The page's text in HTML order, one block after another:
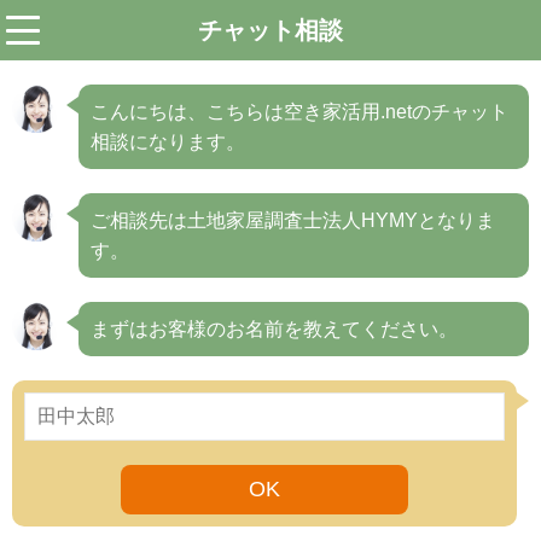
チャット相談
こんにちは、こちらは空き家活用.netのチャット
相談になります。
ご相談先は土地家屋調査士法人HYMYとなりま
す。
まずはお客様のお名前を教えてください。
OK